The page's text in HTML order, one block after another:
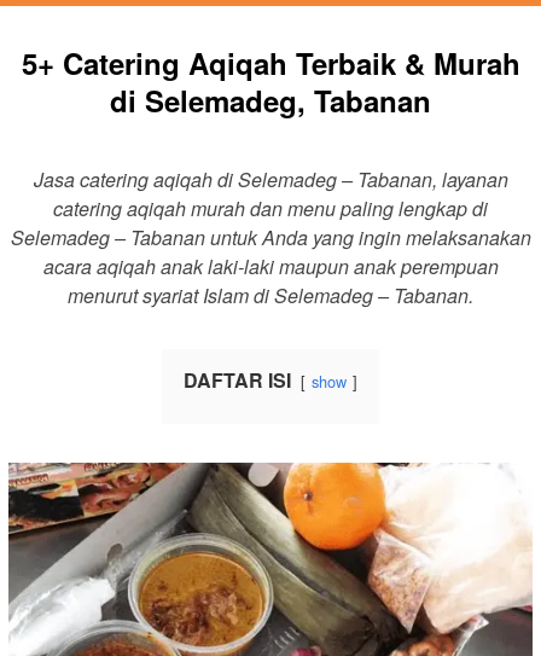
5+ Catering Aqiqah Terbaik & Murah
di Selemadeg, Tabanan
Jasa catering aqiqah di Selemadeg – Tabanan, layanan
catering aqiqah murah dan menu paling lengkap di
Selemadeg – Tabanan untuk Anda yang ingin melaksanakan
acara aqiqah anak laki-laki maupun anak perempuan
menurut syariat Islam di Selemadeg – Tabanan.
DAFTAR ISI show